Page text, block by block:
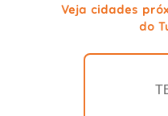
Veja cidades
do